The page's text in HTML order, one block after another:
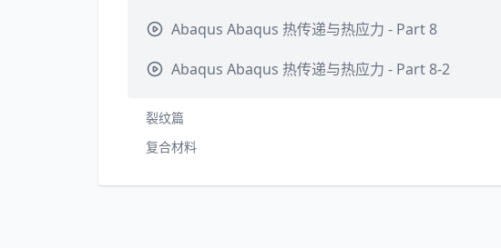
Abaqus Abaqus 热传递与热应力 - Part 8
Abaqus Abaqus 热传递与热应力 - Part 8-2
裂纹篇
复合材料